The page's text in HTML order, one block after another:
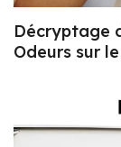
Décryptage
Odeurs sur